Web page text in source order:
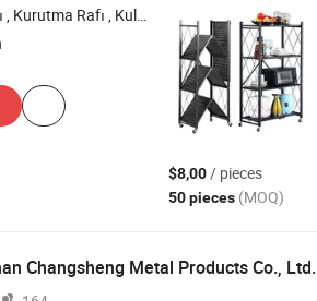
, Kullanım Arabası , Tabak Rafı , Kahve Masası
$8,00/ pieces
50 pieces (MOQ)
Changsheng Metal Products Co., Ltd.